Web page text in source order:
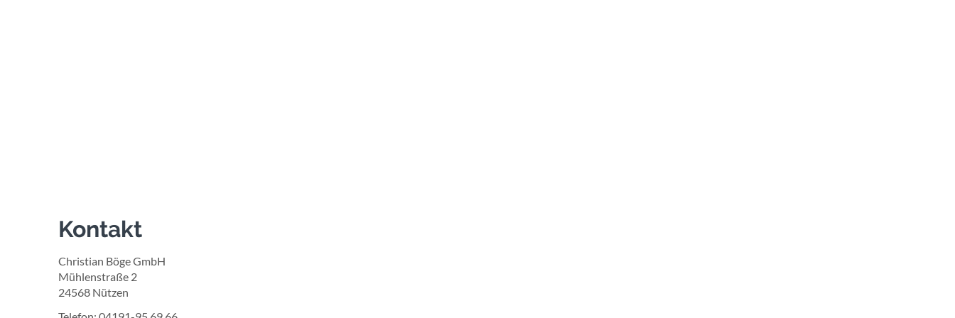
Kontakt
Christian Böge GmbH
Mühlenstraße 2
24568 Nützen